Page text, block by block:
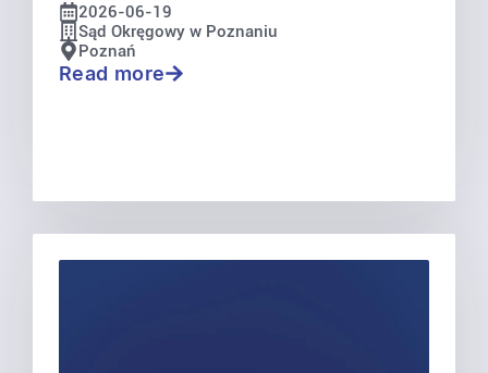
2026-06-19
Sąd Okręgowy w Poznaniu
Poznań
Read more